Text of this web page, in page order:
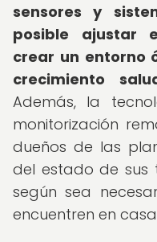
sensores y
posible ajustar
crear un entorno
crecimiento
Además, la
monitorización
dueños de las
del estado de sus
según sea
encuentren en